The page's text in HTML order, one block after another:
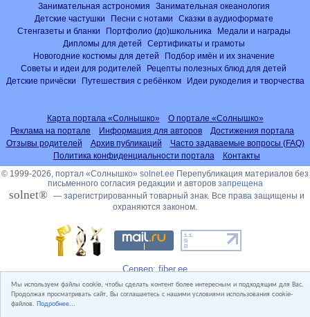
Мы используем файлы cookie, чтобы сделать контент более интересным и подходящим для Вас.
Продолжая просматривать сайт, Вы соглашаетесь с нашими условиями использования cookie-
файлов. Подробнее...
Занимательная астрономия
Занимательная океанология
Детские частушки
Песни с нотами
Сказки в аудиоформате
Стенгазеты и бланки
Портфолио (до)школьника
Медали и награды
Дипломы для детей
Сертификаты и грамоты
Новогодние костюмы для детей
Подбор имён и их значение
Советы и идеи для родителей
Рецепты полезных блюд для детей
Детские причёски
Путешествия с ребёнком Идеи рукоделия и творчества
Карта портала «Солнышко»
О портале «Солнышко»
Реклама на портале
Информация для авторов
Достижения портала
Отзывы родителей
Архив публикаций
Часто задаваемые вопросы (FAQ)
Политика конфиденциальности портала
Контакты
© 1999-2026, портал «Солнышко» solnet.ee Перепубликация материалов без
письменного согласия редакции и авторов запрещена
solnet® — зарегистрированный товарный знак. Все права защищены и
охраняются законом.
Сервер: fiber.ee